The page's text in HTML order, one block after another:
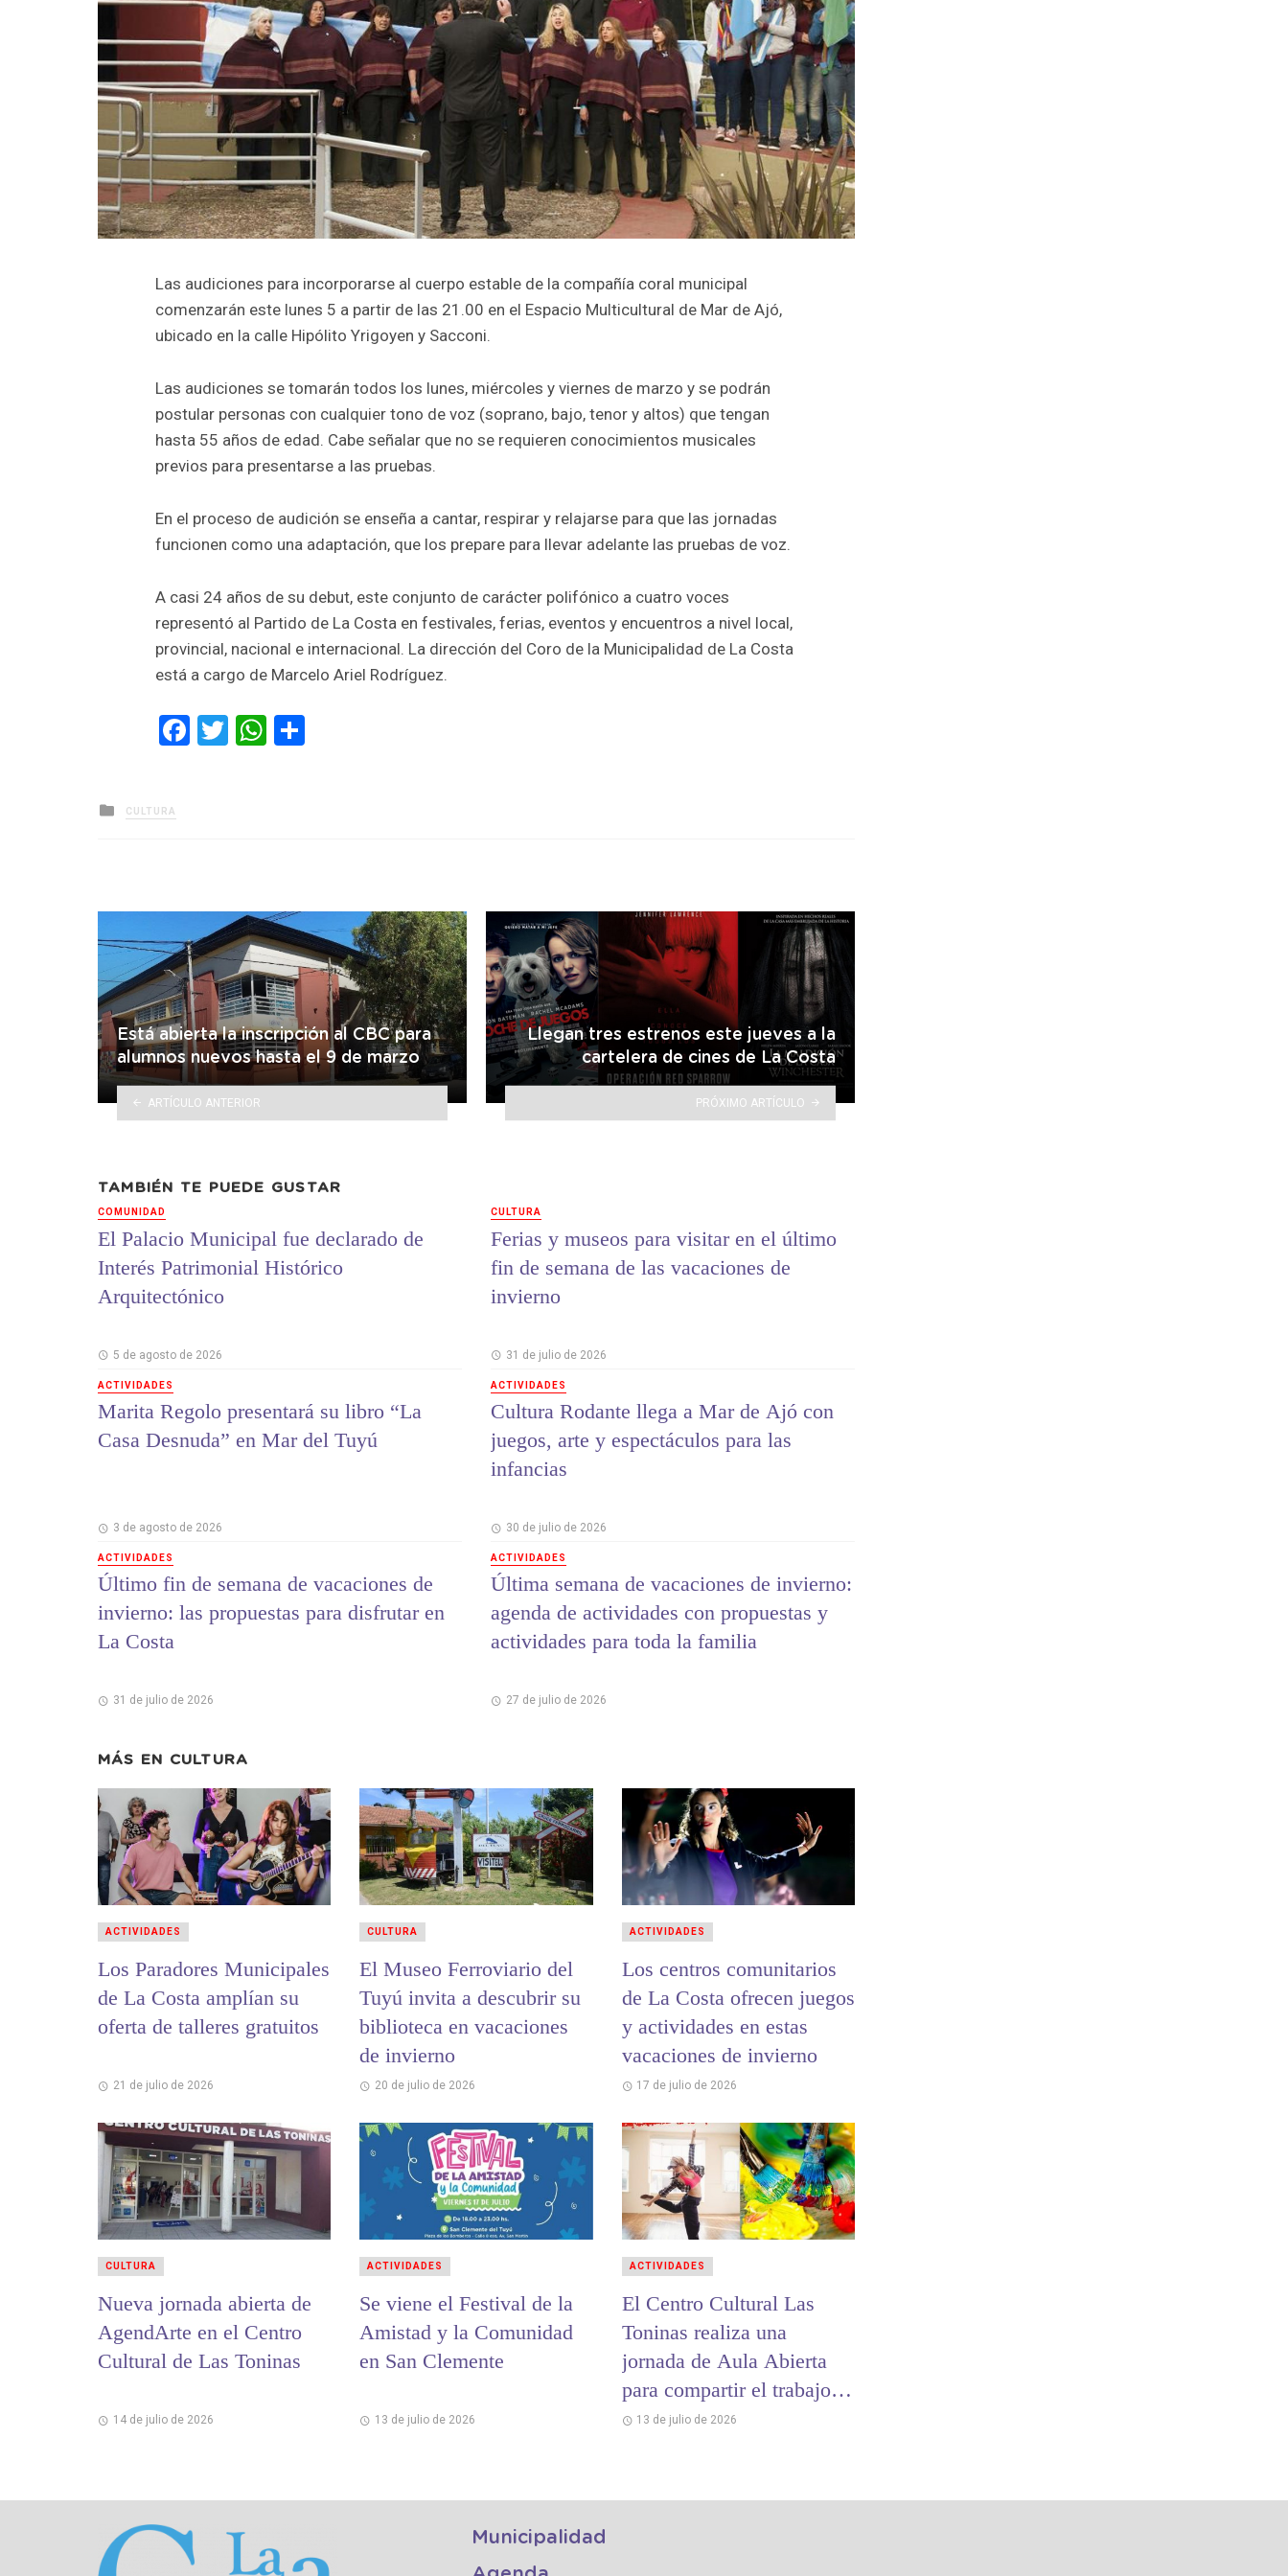
Las audiciones para incorporarse al cuerpo estable de la compañía coral municipal
comenzarán este lunes 5 a partir de las 21.00 en el Espacio Multicultural de Mar de Ajó,
ubicado en la calle Hipólito Yrigoyen y Sacconi.
Las audiciones se tomarán todos los lunes, miércoles y viernes de marzo y se podrán
postular personas con cualquier tono de voz (soprano, bajo, tenor y altos) que tengan
hasta 55 años de edad. Cabe señalar que no se requieren conocimientos musicales
previos para presentarse a las pruebas.
En el proceso de audición se enseña a cantar, respirar y relajarse para que las jornadas
funcionen como una adaptación, que los prepare para llevar adelante las pruebas de voz.
A casi 24 años de su debut, este conjunto de carácter polifónico a cuatro voces
representó al Partido de La Costa en festivales, ferias, eventos y encuentros a nivel local,
provincial, nacional e internacional. La dirección del Coro de la Municipalidad de La Costa
está a cargo de Marcelo Ariel Rodríguez.
Facebook
TwitterWhatsApp
Posted
in
CULTURA
Está abierta la inscripción al CBC para
alumnos nuevos hasta el 9 de marzo
ARTÍCULO ANTERIOR
Llegan tres estrenos este jueves a la
cartelera de cines de La Costa
PRÓXIMO ARTÍCULO
TAMBIÉN TE PUEDE GUSTAR
COMUNIDAD
El Palacio Municipal fue declarado de
Interés Patrimonial Histórico
Arquitectónico
5 de agosto de 2026
ACTIVIDADES
Marita Regolo presentará su libro “La
Casa Desnuda” en Mar del Tuyú
3 de agosto de 2026
ACTIVIDADES
Último fin de semana de vacaciones de
invierno: las propuestas para disfrutar en
La Costa
31 de julio de 2026
CULTURA
Ferias y museos para visitar en el último
fin de semana de las vacaciones de
invierno
31 de julio de 2026
ACTIVIDADES
Cultura Rodante llega a Mar de Ajó con
juegos, arte y espectáculos para las
infancias
30 de julio de 2026
ACTIVIDADES
Última semana de vacaciones de invierno:
agenda de actividades con propuestas y
actividades para toda la familia
27 de julio de 2026
MÁS EN CULTURA
Los Paradores Municipales
de La Costa amplían su
oferta de talleres gratuitos
21 de julio de 2026
ACTIVIDADES
El Museo Ferroviario del
Tuyú invita a descubrir su
biblioteca en vacaciones
de invierno
20 de julio de 2026
CULTURA
Los centros comunitarios
de La Costa ofrecen juegos
y actividades en estas
vacaciones de invierno
17 de julio de 2026
ACTIVIDADES
Nueva jornada abierta de
AgendArte en el Centro
Cultural de Las Toninas
14 de julio de 2026
CULTURA
Se viene el Festival de la
Amistad y la Comunidad
en San Clemente
13 de julio de 2026
ACTIVIDADES
El Centro Cultural Las
Toninas realiza una
jornada de Aula Abierta
para compartir el trabajo
de sus talleres
13 de julio de 2026
ACTIVIDADES
Municipalidad